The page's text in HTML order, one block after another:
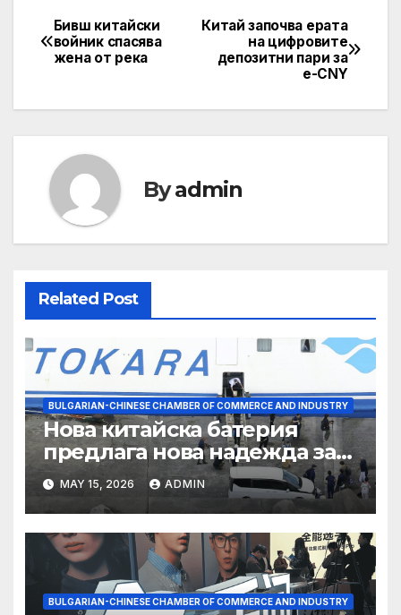
Post
navigation
Китай започва ерата
на цифровите
депозитни пари за
e-CNY
Бивш китайски
войник спасява
жена от река
Byadmin
Related Post
BULGARIAN-CHINESE CHAMBER OF COMMERCE AND INDUSTRY
Нова китайска батерия
предлага нова надежда за
съхранение на водород
MAY 15, 2026 ADMIN
BULGARIAN-CHINESE CHAMBER OF COMMERCE AND INDUSTRY